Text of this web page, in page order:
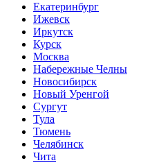
Екатеринбург
Ижевск
Иркутск
Курск
Москва
Набережные Челны
Новосибирск
Новый Уренгой
Сургут
Тула
Тюмень
Челябинск
Чита